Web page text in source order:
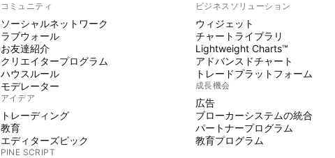
コミュニティ
ソーシャルネットワーク
ラブウォール
お友達紹介
クリエイタープログラム
ハウスルール
モデレーター
アイデア
トレーディング
教育
エディターズピック
PINE SCRIPT
ビジネスソリューション
ウィジェット
チャートライブラリ
Lightweight Charts™
アドバンスドチャート
トレードプラットフォーム
成長機会
広告
ブローカーシステムの統合
パートナープログラム
教育プログラム